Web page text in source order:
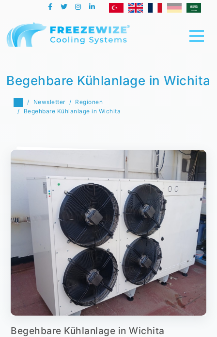
Begehbare Kühlanlage in Wichita
Newsletter
Regionen
Begehbare Kühlanlage in Wichita
Begehbare Kühlanlage in Wichita